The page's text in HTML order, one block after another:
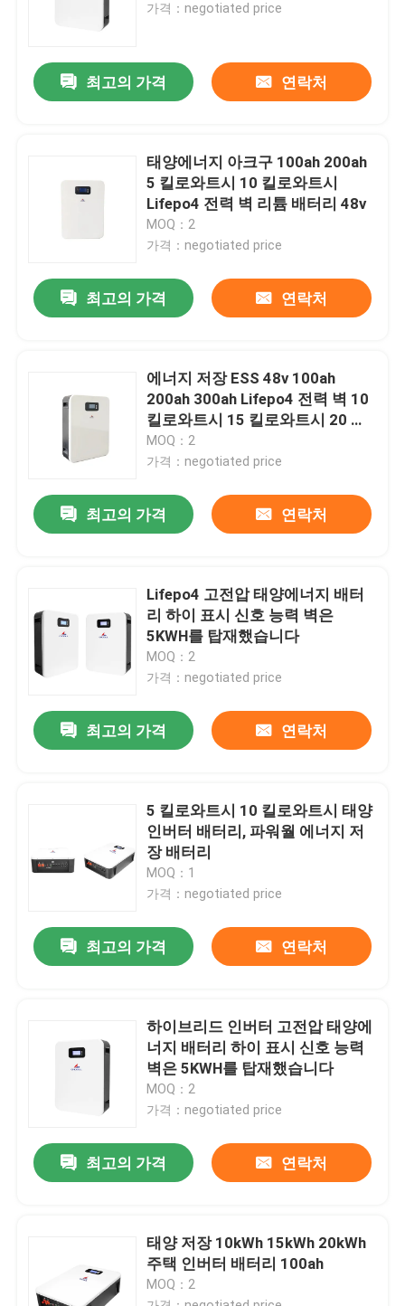
회사 소개
품질 관리
뉴스
리튬 이온 라이프포4 전지
가격：negotiated price
최고의 가격 연락처
태양에너지 아크구 100ah 200ah
5 킬로와트시 10 킬로와트시
Lifepo4 전력 벽 리튬 배터리 48v
MOQ：2
가격：negotiated price
최고의 가격 연락처
에너지 저장 ESS 48v 100ah
200ah 300ah Lifepo4 전력 벽 10
킬로와트시 15 킬로와트시 20 킬
로와트시 30 킬로와트시
MOQ：2
가격：negotiated price
최고의 가격 연락처
Lifepo4 고전압 태양에너지 배터
리 하이 표시 신호 능력 벽은
5KWH를 탑재했습니다
MOQ：2
가격：negotiated price
최고의 가격 연락처
5 킬로와트시 10 킬로와트시 태양
인버터 배터리, 파워월 에너지 저
장 배터리
MOQ：1
가격：negotiated price
최고의 가격 연락처
하이브리드 인버터 고전압 태양에
너지 배터리 하이 표시 신호 능력
벽은 5KWH를 탑재했습니다
MOQ：2
가격：negotiated price
최고의 가격 연락처
태양 저장 10kWh 15kWh 20kWh
주택 인버터 배터리 100ah
MOQ：2